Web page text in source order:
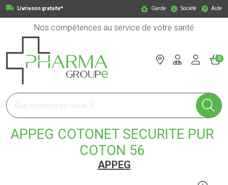
Livriason gratuite* Garde Société Aide
Nos compétences au service de votre santé
Pharmagroupe Votre pharmacie en ligne à votre service
0
APPEG COTONET SECURITE PUR
COTON 56
APPEG